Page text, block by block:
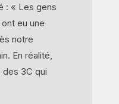
: « Les gens
eu une
notre
En réalité,
des 3C qui